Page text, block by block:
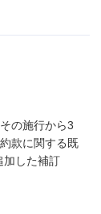
の施行から3
款に関する既
加した補訂